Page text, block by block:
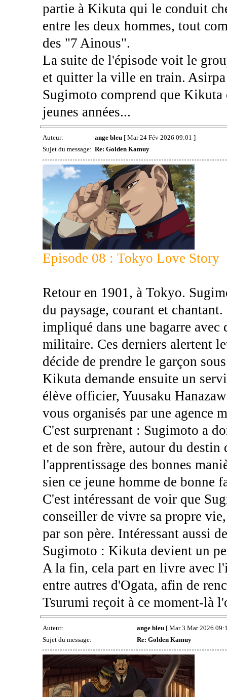
partie à Kikuta qui le conduit
entre les deux hommes, tout
des "7 Ainous".
La suite de l'épisode voit le
et quitter la ville en train. Asirpa
Sugimoto comprend que Kikuta
jeunes années...
Auteur: ange bleu[ Mar 24 Fév 2026 09:01 ]
Sujet du message: Re: Golden Kamuy
Episode 08 : Tokyo Love Story
Retour en 1901, à Tokyo.
du paysage, courant et
impliqué dans une bagarre
militaire. Ces derniers alertent
décide de prendre le garçon
Kikuta demande ensuite un
élève officier, Yuusaku
vous organisés par une agence
C'est surprenant : Sugimoto a
et de son frère, autour du destin
l'apprentissage des bonnes
sien ce jeune homme de bonne
C'est intéressant de voir que
conseiller de vivre sa propre
par son père. Intéressant aussi
Sugimoto : Kikuta devient un
A la fin, cela part en livre avec
entre autres d'Ogata, afin de
Tsurumi reçoit à ce moment-là
Auteur: ange bleu[ Mar 3 Mar 2026
Sujet du message:
Re: Golden Kamuy